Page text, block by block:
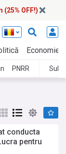
(25% OFF!)
Economie
PNRR
conducta
pentru